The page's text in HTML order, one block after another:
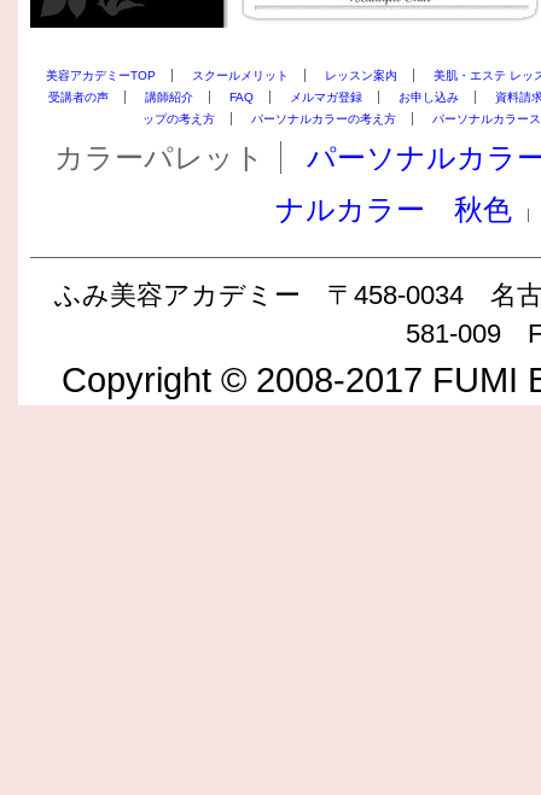
美容アカデミーTOP スクールメリット レッスン案内
美肌・エステ レッ
受講者の声
講師紹介 FAQ メルマガ登録 お申し込み
資料請
ップの考え方
パーソナルカラーの考え方 パーソナルカラー
カラーパレット
パーソナルカラ
ナルカラー 秋色
ふみ美容アカデミー 〒458-0034 名
581-009
Copyright © 2008-2017 FUMI